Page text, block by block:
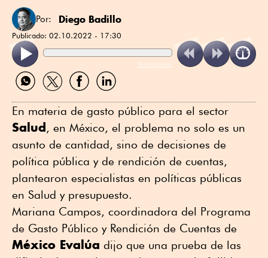
Por: Diego Badillo
Publicado: 02.10.2022 - 17:30
ReadSpeaker
Compartir
por
Compartir
por
Compartir
por
Compartir
por
En materia de gasto público para el sector
Salud, en México, el problema no solo es un
asunto de cantidad, sino de decisiones de
política pública y de rendición de cuentas,
plantearon especialistas en políticas públicas
en Salud y presupuesto.
Mariana Campos, coordinadora del Programa
de Gasto Público y Rendición de Cuentas de
México Evalúa dijo que una prueba de las